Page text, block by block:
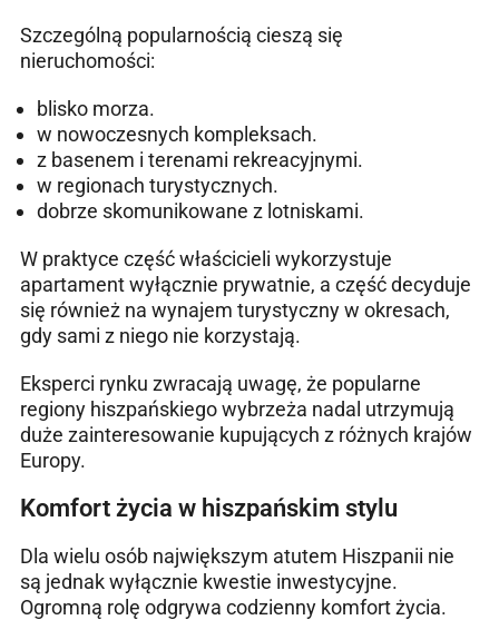
Szczególną popularnością cieszą się
nieruchomości:
blisko morza.
w nowoczesnych kompleksach.
z basenem i terenami rekreacyjnymi.
w regionach turystycznych.
dobrze skomunikowane z lotniskami.
W praktyce część właścicieli wykorzystuje
apartament wyłącznie prywatnie, a część decyduje
się również na wynajem turystyczny w okresach,
gdy sami z niego nie korzystają.
Eksperci rynku zwracają uwagę, że popularne
regiony hiszpańskiego wybrzeża nadal utrzymują
duże zainteresowanie kupujących z różnych krajów
Europy.
Komfort życia w hiszpańskim stylu
Dla wielu osób największym atutem Hiszpanii nie
są jednak wyłącznie kwestie inwestycyjne.
Ogromną rolę odgrywa codzienny komfort życia.